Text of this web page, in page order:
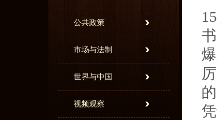
公共政策
市场与法制
世界与中国
视频观察